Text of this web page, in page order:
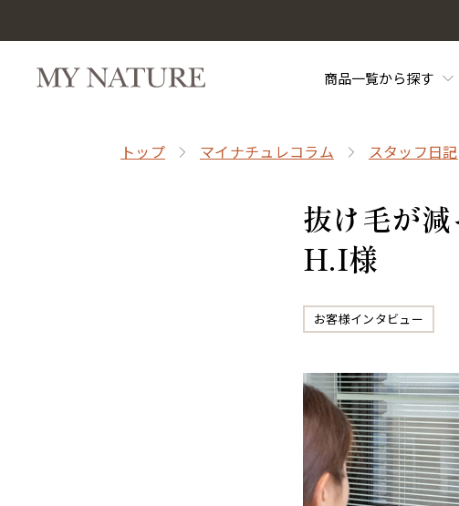
商品一覧から探す
トップ マイナチュレコラム スタッフ日記
抜け毛が
H.I様
お客様インタビュー